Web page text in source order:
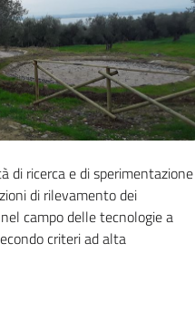
di ricerca e di sperimentazione
di rilevamento dei
campo delle tecnologie a
criteri ad alta